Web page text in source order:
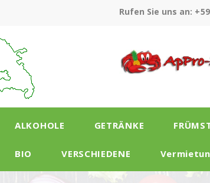
Rufen Sie uns an:
ALKOHOLE GETRÄNKE
BIO VERSCHIEDENE